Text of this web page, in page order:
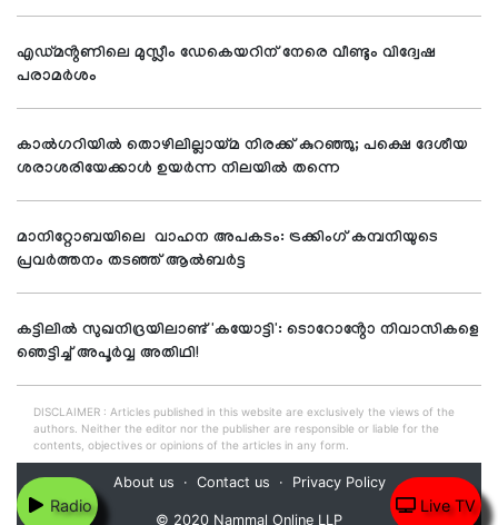
Radio Live TV
എഡ്മൻ്റണിലെ മുസ്ലീം ഡേകെയറിന് നേരെ വീണ്ടും വിദ്വേഷ
പരാമർശം
കാൽഗറിയിൽ തൊഴിലില്ലായ്മ നിരക്ക് കുറഞ്ഞു; പക്ഷെ ദേശീയ
ശരാശരിയേക്കാൾ ഉയർന്ന നിലയിൽ തന്നെ
മാനിറ്റോബയിലെ വാഹന അപകടം: ട്രക്കിംഗ് കമ്പനിയുടെ
പ്രവർത്തനം തടഞ്ഞ് ആൽബർട്ട
കട്ടിലിൽ സുഖനിദ്രയിലാണ്ട് 'കയോട്ടി': ടൊറോൻ്റോ നിവാസികളെ
ഞെട്ടിച്ച് അപൂർവ്വ അതിഥി!
DISCLAIMER : Articles published in this website are exclusively the views of the
authors. Neither the editor nor the publisher are responsible or liable for the
contents, objectives or opinions of the articles in any form.
© 2020 Nammal Online LLP
About us Contact us Privacy Policy